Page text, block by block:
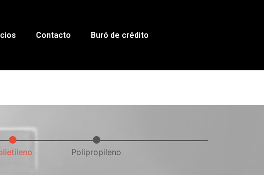
Contacto Buró de crédito
Polipropileno